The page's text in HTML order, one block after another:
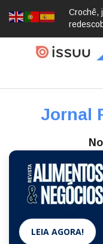
Crochê,
Jornal
LEIA AGORA!